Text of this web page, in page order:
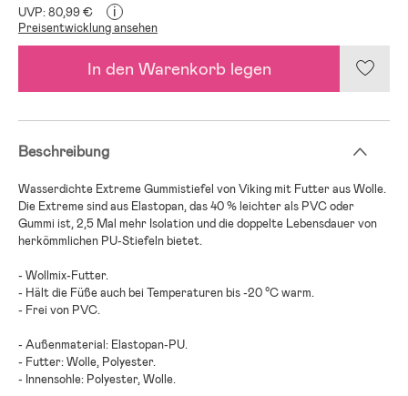
UVP: 80,99 € i
Preisentwicklung ansehen
In den Warenkorb legen
Beschreibung
Wasserdichte Extreme Gummistiefel von Viking mit Futter aus Wolle.
Die Extreme sind aus Elastopan, das 40 % leichter als PVC oder
Gummi ist, 2,5 Mal mehr Isolation und die doppelte Lebensdauer von
herkömmlichen PU-Stiefeln bietet.
- Wollmix-Futter.
- Hält die Füße auch bei Temperaturen bis -20 °C warm.
- Frei von PVC.
- Außenmaterial: Elastopan-PU.
- Futter: Wolle, Polyester.
- Innensohle: Polyester, Wolle.